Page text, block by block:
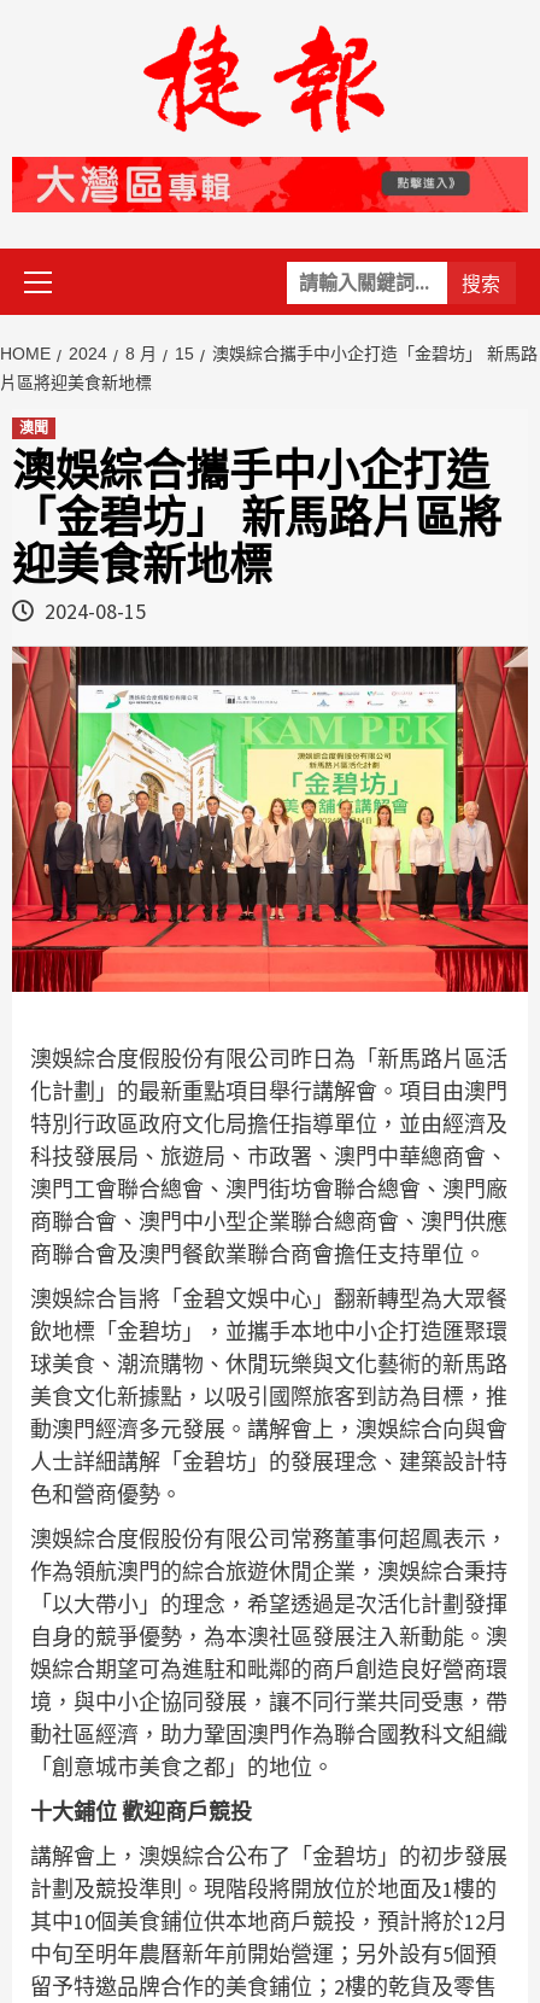
關
鍵
Primary
Menu
HOME 2024 8 月 15
澳娛綜合攜手中小企打造「金碧坊」 新馬路
片區將迎美食新地標
澳聞
澳娛綜合攜手中小企打造
「金碧坊」 新馬路片區將
迎美食新地標
2024-08-15
澳娛綜合度假股份有限公司昨日為「新馬路片區活
化計劃」的最新重點項目舉行講解會。項目由澳門
特別行政區政府文化局擔任指導單位，並由經濟及
科技發展局、旅遊局、市政署、澳門中華總商會、
澳門工會聯合總會、澳門街坊會聯合總會、澳門廠
商聯合會、澳門中小型企業聯合總商會、澳門供應
商聯合會及澳門餐飲業聯合商會擔任支持單位。
澳娛綜合旨將「金碧文娛中心」翻新轉型為大眾餐
飲地標「金碧坊」，並攜手本地中小企打造匯聚環
球美食、潮流購物、休閒玩樂與文化藝術的新馬路
美食文化新據點，以吸引國際旅客到訪為目標，推
動澳門經濟多元發展。講解會上，澳娛綜合向與會
人士詳細講解「金碧坊」的發展理念、建築設計特
色和營商優勢。
澳娛綜合度假股份有限公司常務董事何超鳳表示，
作為領航澳門的綜合旅遊休閒企業，澳娛綜合秉持
「以大帶小」的理念，希望透過是次活化計劃發揮
自身的競爭優勢，為本澳社區發展注入新動能。澳
娛綜合期望可為進駐和毗鄰的商戶創造良好營商環
境，與中小企協同發展，讓不同行業共同受惠，帶
動社區經濟，助力鞏固澳門作為聯合國教科文組織
「創意城市美食之都」的地位。
十大鋪位歡迎商戶競投
講解會上，澳娛綜合公布了「金碧坊」的初步發展
計劃及競投準則。現階段將開放位於地面及1樓的
其中10個美食鋪位供本地商戶競投，預計將於12月
中旬至明年農曆新年前開始營運；另外設有5個預
留予特邀品牌合作的美食鋪位；2樓的乾貨及零售